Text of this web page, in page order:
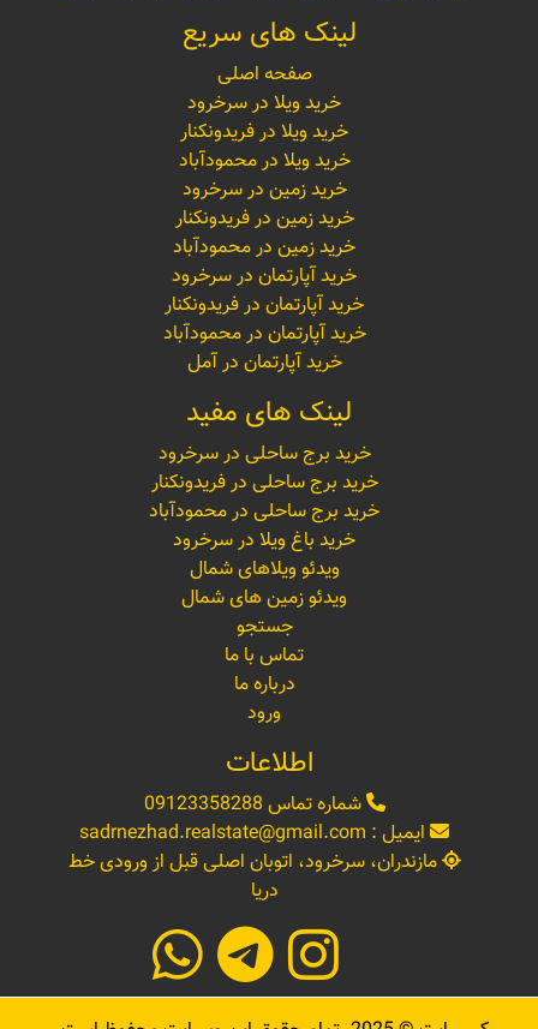
لینک های سریع
صفحه اصلی
خرید ویلا در سرخرود
خرید ویلا در فریدونکنار
خرید ویلا در محمودآباد
خرید زمین در سرخرود
خرید زمین در فریدونکنار
خرید زمین در محمودآباد
خرید آپارتمان در سرخرود
خرید آپارتمان در فریدونکنار
خرید آپارتمان در محمودآباد
خرید آپارتمان در آمل
لینک های مفید
خرید برج ساحلی در سرخرود
خرید برج ساحلی در فریدونکنار
خرید برج ساحلی در محمودآباد
خرید باغ ویلا در سرخرود
ویدئو ویلاهای شمال
ویدئو زمین های شمال
جستجو
تماس با ما
درباره ما
ورود
اطلاعات
شماره تماس 09123358288
ایمیل : sadrnezhad.realstate@gmail.com
مازندران، سرخرود، اتوبان اصلی قبل از ورودی خط
دریا